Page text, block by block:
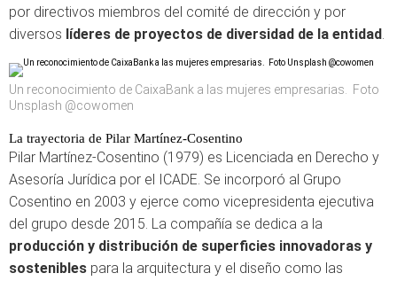
por directivos miembros del comité de dirección y por
diversos líderes de proyectos de diversidad de la entidad.
Un reconocimiento de CaixaBank a las mujeres empresarias. Foto
Unsplash @cowomen
La trayectoria de Pilar Martínez-Cosentino
Pilar Martínez-Cosentino (1979) es Licenciada en Derecho y
Asesoría Jurídica por el ICADE. Se incorporó al Grupo
Cosentino en 2003 y ejerce como vicepresidenta ejecutiva
del grupo desde 2015. La compañía se dedica a la
producción y distribución de superficies innovadoras y
sostenibles para la arquitectura y el diseño como las